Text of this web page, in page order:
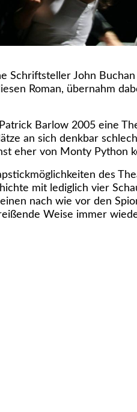
Schriftsteller John
Roman, übernahm
Barlow 2005 eine
an sich denkbar
eher von Monty Python
des
mit lediglich vier
nach wie vor den
Weise immer